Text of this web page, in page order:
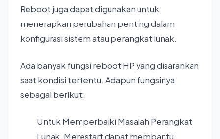
Reboot juga dapat digunakan untuk
menerapkan perubahan penting dalam
konfigurasi sistem atau perangkat lunak.
Ada banyak fungsi reboot HP yang disarankan
saat kondisi tertentu. Adapun fungsinya
sebagai berikut:
Untuk Memperbaiki Masalah Perangkat
Lunak. Merestart dapat membantu